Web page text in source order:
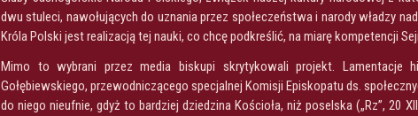
dwu stuleci, nawołujących do uznania przez społeczeństwa i narody władzy
Króla Polski jest realizacją tej nauki, co chcę podkreślić, na miarę kompetencji
Mimo to wybrani przez media biskupi skrytykowali projekt. Lamentacje
Gołębiewskiego, przewodniczącego specjalnej Komisji Episkopatu ds.
do niego nieufnie, gdyż to bardziej dziedzina Kościoła, niż poselska („Rz”, 20